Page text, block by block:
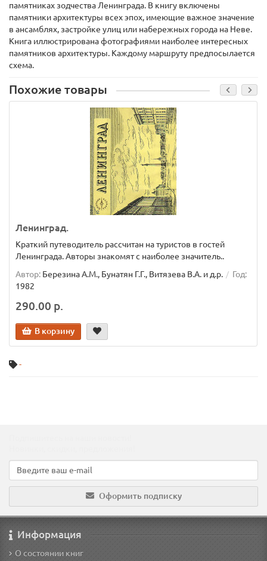
памятниках зодчества Ленинграда. В книгу включены
памятники архитектуры всех эпох, имеющие важное значение
в ансамблях, застройке улиц или набережных города на Неве.
Книга иллюстрирована фотографиями наиболее интересных
памятников архитектуры. Каждому маршруту предпосылается
схема.
Похожие товары
Ленинград.
Краткий путеводитель рассчитан на туристов в гостей
Ленинграда. Авторы знакомят с наиболее значитель..
Автор: Березина А.М., Бунатян Г.Г., Витязева В.А. и д.р.
Год:
1982
290.00 р.
В корзину
-
Оформить подписку
Информация
О состоянии книг